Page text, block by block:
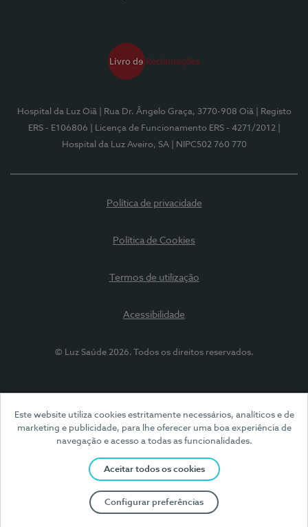
Este website utiliza cookies estritamente necessários, analíticos e de
marketing e publicidade, para lhe oferecer uma boa experiência de
navegação e acesso a todas as funcionalidades.
Aceitar todos os cookies
Configurar preferências
Hospital da Luz Oiã | Rua Dr. Ângelo Graça, 3770-908 Oiã
| Registo
ERS - E106806
| Licença de Funcionamento ERS - 4271/2012
Hospital da Luz Aveiro, SA
| NIPC502 760 770
Política de privacidade
Política de Cookies
Termos de utilização
Acessibilidade
© Luz Saúde 2026. Todos os direitos reservados.